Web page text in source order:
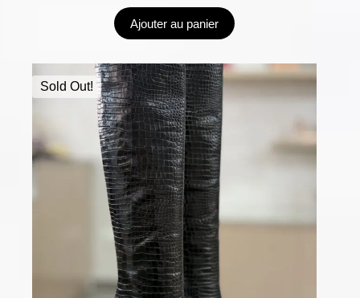
Ajouter au panier
Sold Out!